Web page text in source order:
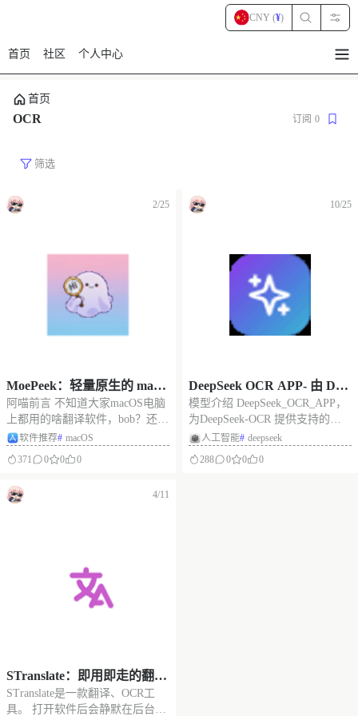
首页 社区 个人中心
CNY (¥)
首页
OCR 订阅 0
筛选
2/25
MoePeek：轻量原生的 macO
S 菜单栏翻译工具，选中即
译，支持原生翻译和接入AI
翻译
阿喵前言 不知道大家macOS电脑
上都用的啥翻译软件，bob？还是
easydict？ 今天阿喵在给大家分享
为作者自己长期用 mac 上的划词
漏问题折腾得有点难受，
软件推荐# macOS
371
0 0 0
10/25
DeepSeek OCR APP- 由 Dee
pSeek-OCR 提供支持的 OC
R Web 前端OCR程序，直接
在线识别各种图像
模型介绍 DeepSeek_OCR_APP，
为DeepSeek-OCR 提供支持的
OCR Web 前端OCR程序，直接在
署。 模型截图 核心功能 4 种核
人工智能# deepseek
288
0 0 0
4/11
STranslate：即用即走的翻
译、OCR工具
STranslate是一款翻译、OCR工
具。 打开软件后会静默在后台，